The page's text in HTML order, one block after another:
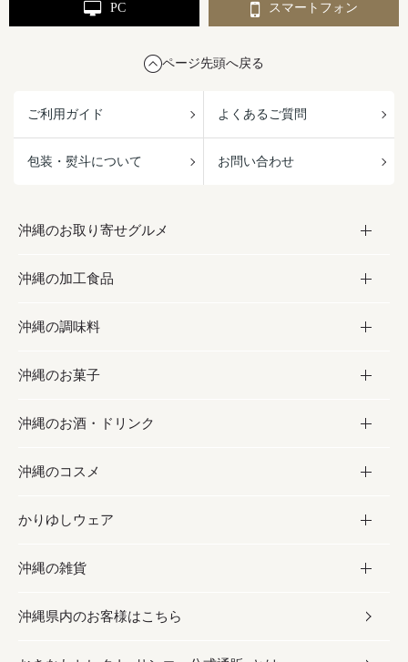
PC スマートフォン
ページ先頭へ戻る
ご利用ガイド よくあるご質問
包装・熨斗について お問い合わせ
沖縄のお取り寄せグルメ
お取り寄せグルメ
フルーツ・野菜
お肉
海産物
沖縄の加工食品
加工食品
缶詰／パウチ
沖縄料理
沖縄そば／乾麺
レトルト食品
乾物／粉類
沖縄の調味料
調味料
砂糖／黒砂糖
塩
お酢／ドレッシング
しょうゆ
みそ
沖縄のお菓子
お菓子
黒糖
ちんすこう
伝統菓子
スナック
沖縄のお酒・ドリンク
お酒・ドリンク
泡盛
ビール・チューハイ
ワイン・ウィスキー・カクテル
沖縄のコスメ
コスメ
スキンケア
ボディケア
かりゆしウェア
かりゆしウェア
メンズ
沖縄の雑貨
雑貨
沖縄県内のお客様はこちら